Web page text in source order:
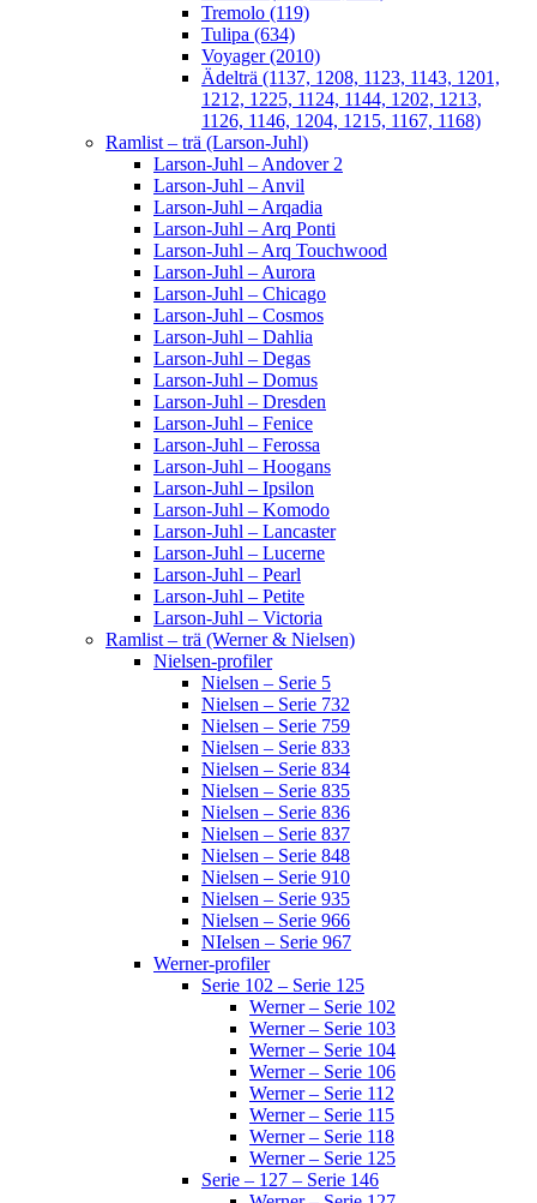
Tremolo (119)
Tulipa (634)
Voyager (2010)
Ädelträ (1137, 1208, 1123, 1143, 1201,
1212, 1225, 1124, 1144, 1202, 1213,
1126, 1146, 1204, 1215, 1167, 1168)
Ramlist – trä (Larson-Juhl)
Larson-Juhl – Andover 2
Larson-Juhl – Anvil
Larson-Juhl – Arqadia
Larson-Juhl – Arq Ponti
Larson-Juhl – Arq Touchwood
Larson-Juhl – Aurora
Larson-Juhl – Chicago
Larson-Juhl – Cosmos
Larson-Juhl – Dahlia
Larson-Juhl – Degas
Larson-Juhl – Domus
Larson-Juhl – Dresden
Larson-Juhl – Fenice
Larson-Juhl – Ferossa
Larson-Juhl – Hoogans
Larson-Juhl – Ipsilon
Larson-Juhl – Komodo
Larson-Juhl – Lancaster
Larson-Juhl – Lucerne
Larson-Juhl – Pearl
Larson-Juhl – Petite
Larson-Juhl – Victoria
Ramlist – trä (Werner & Nielsen)
Nielsen-profiler
Nielsen – Serie 5
Nielsen – Serie 732
Nielsen – Serie 759
Nielsen – Serie 833
Nielsen – Serie 834
Nielsen – Serie 835
Nielsen – Serie 836
Nielsen – Serie 837
Nielsen – Serie 848
Nielsen – Serie 910
Nielsen – Serie 935
Nielsen – Serie 966
NIelsen – Serie 967
Werner-profiler
Serie 102 – Serie 125
Werner – Serie 102
Werner – Serie 103
Werner – Serie 104
Werner – Serie 106
Werner – Serie 112
Werner – Serie 115
Werner – Serie 118
Werner – Serie 125
Serie – 127 – Serie 146